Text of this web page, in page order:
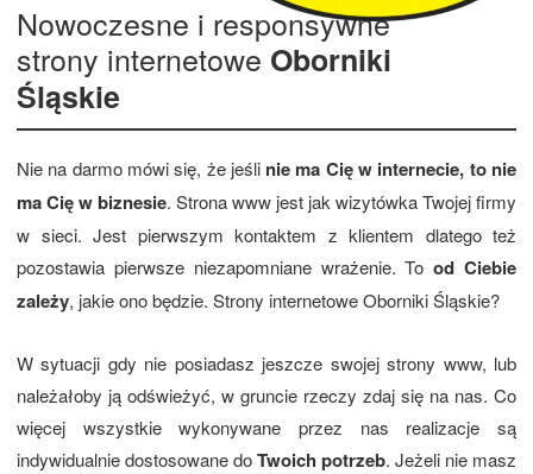
Nowoczesne i responsywne
strony internetowe Oborniki
Śląskie
Nie na darmo mówi się, że jeśli nie ma Cię w internecie, to nie
ma Cię w biznesie. Strona www jest jak wizytówka Twojej firmy
w sieci. Jest pierwszym kontaktem z klientem dlatego też
pozostawia pierwsze niezapomniane wrażenie. Tood Ciebie
zależy, jakie ono będzie. Strony internetowe Oborniki Śląskie?
W sytuacji gdy nie posiadasz jeszcze swojej strony www, lub
należałoby ją odświeżyć, w gruncie rzeczy zdaj się na nas. Co
więcej wszystkie wykonywane przez nas realizacje są
indywidualnie dostosowane doTwoich potrzeb. Jeżeli nie masz